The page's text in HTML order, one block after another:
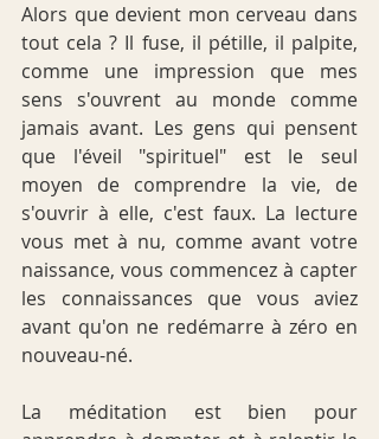
Alors que devient mon cerveau dans
tout cela ? Il fuse, il pétille, il palpite,
comme une impression que mes
sens s'ouvrent au monde comme
jamais avant. Les gens qui pensent
que l'éveil "spirituel" est le seul
moyen de comprendre la vie, de
s'ouvrir à elle, c'est faux. La lecture
vous met à nu, comme avant votre
naissance, vous commencez à capter
les connaissances que vous aviez
avant qu'on ne redémarre à zéro en
nouveau-né.
La méditation est bien pour